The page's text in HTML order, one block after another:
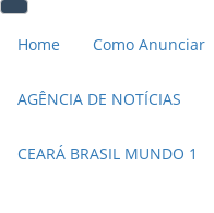
Home Como Anunciar
AGÊNCIA DE NOTÍCIAS
CEARÁ BRASIL MUNDO 1